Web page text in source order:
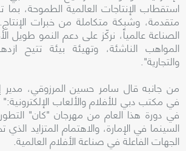
استقطاب الإنتاجات العالمية الطموحة، بما
متقدمة، وشبكة متكاملة من خبرات
الصناعة عالمياً، نركّز على دعم النمو طويل
المواهب الناشئة، وتهيئة بيئة تتيح
والتجارية".
من جانبه قال سامر حسين المرزوقي، مدير
في مكتب دبي للأفلام والألعاب
في دورة هذا العام من مهرجان "كان"
السينما في الإمارة، والاهتمام المتزايد
الجهات الفاعلة في صناعة الأفلام العالمية.